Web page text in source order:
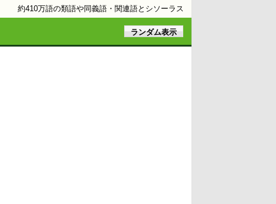
約410万語の類語や同義語・関連語とシソーラス